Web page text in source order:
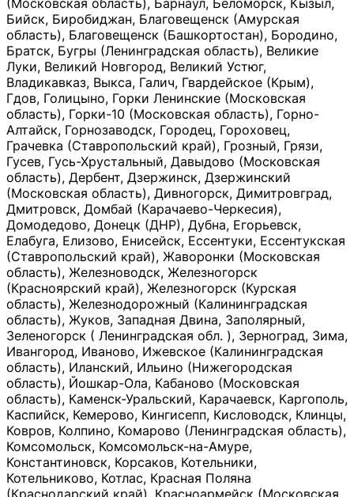
(Московская область), Барнаул, Беломорск, Кызыл,
Бийск, Биробиджан, Благовещенск (Амурская
область), Благовещенск (Башкортостан), Бородино,
Братск, Бугры (Ленинградская область), Великие
Луки, Великий Новгород, Великий Устюг,
Владикавказ, Выкса, Галич, Гвардейское (Крым),
Гдов, Голицыно, Горки Ленинские (Московская
область), Горки-10 (Московская область), Горно-
Алтайск, Горнозаводск, Городец, Гороховец,
Грачевка (Ставропольский край), Грозный, Грязи,
Гусев, Гусь-Хрустальный, Давыдово (Московская
область), Дербент, Дзержинск, Дзержинский
(Московская область), Дивногорск, Димитровград,
Дмитровск, Домбай (Карачаево-Черкесия),
Домодедово, Донецк (ДНР), Дубна, Егорьевск,
Елабуга, Елизово, Енисейск, Ессентуки, Ессентукская
(Ставропольский край), Жаворонки (Московская
область), Железноводск, Железногорск
(Красноярский край), Железногорск (Курская
область), Железнодорожный (Калининградская
область), Жуков, Западная Двина, Заполярный,
Зеленогорск ( Ленинградская обл. ), Зерноград, Зима,
Ивангород, Иваново, Ижевское (Калининградская
область), Иланский, Ильино (Нижегородская
область), Йошкар-Ола, Кабаново (Московская
область), Каменск-Уральский, Карачаевск, Каргополь,
Каспийск, Кемерово, Кингисепп, Кисловодск, Клинцы,
Ковров, Колпино, Комарово (Ленинградская область),
Комсомольск, Комсомольск-на-Амуре,
Константиновск, Корсаков, Котельники,
Котельниково, Котлас, Красная Поляна
(Краснодарский край), Красноармейск (Московская